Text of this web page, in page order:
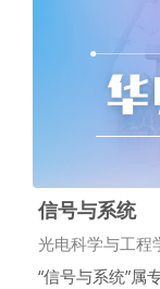
信号与系统
课程类别
光电科学与工程
“信号与系统”属